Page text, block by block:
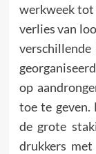
werkweek
verlies van
verschillende
op
toe te geven.
de grote
drukkers